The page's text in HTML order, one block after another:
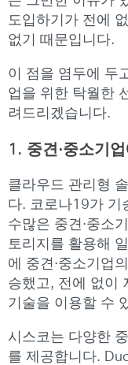
도입하기가 전에
없기 때문입니다.
이 점을 염두에 두
업을 위한 탁월한
려드리겠습니다.
1. 중견·중소기
클라우드 관리형
다. 코로나19가 기
수많은 중견·중소
토리지를 활용해
에 중견·중소기업
승했고, 전에 없이
기술을 이용할 수
시스코는 다양한
를 제공합니다.